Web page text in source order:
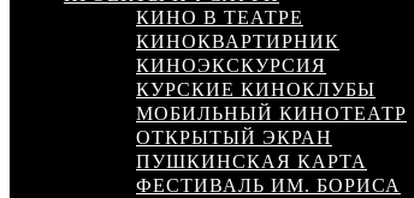
КИНО В ТЕАТРЕ
КИНОКВАРТИРНИК
КИНОЭКСКУРСИЯ
КУРСКИЕ КИНОКЛУБЫ
МОБИЛЬНЫЙ КИНОТЕАТР
ОТКРЫТЫЙ ЭКРАН
ПУШКИНСКАЯ КАРТА
ФЕСТИВАЛЬ ИМ. БОРИСА